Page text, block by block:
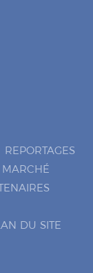
REPORTAGES
MARCHÉ
DU SITE